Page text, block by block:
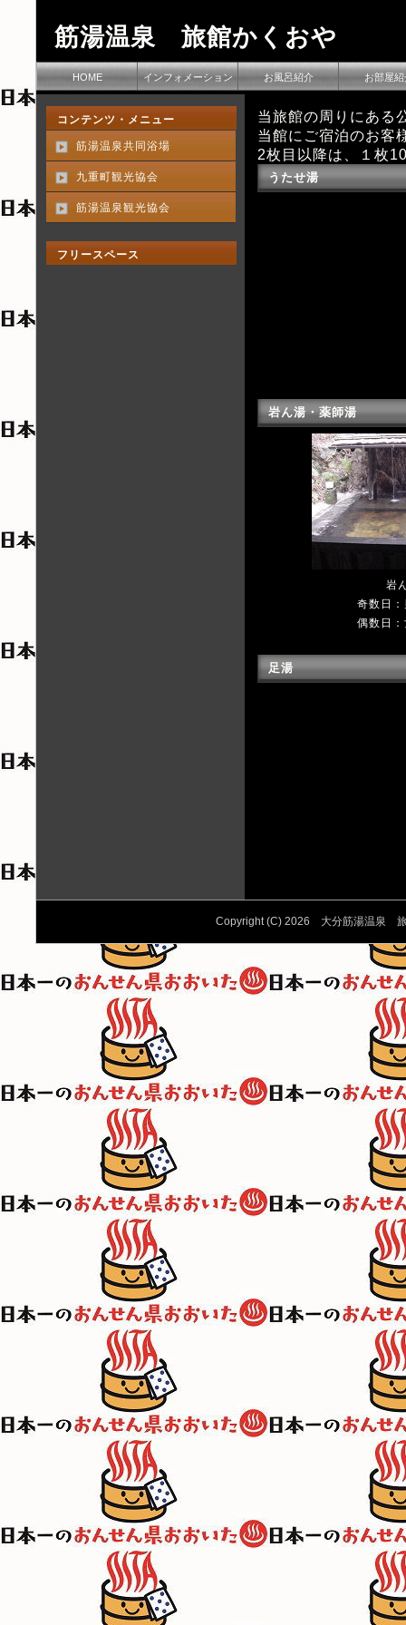
筋湯温泉 旅館かくおや
HOME インフォメーション お風呂紹介 お部屋紹
当旅館の周りにある
当館にご宿泊のお客
2枚目以降は、１枚
うたせ湯
岩ん湯・薬師湯
岩
奇数日
偶数日
足湯
コンテンツ・メニュー
筋湯温泉共同浴場
九重町観光協会
筋湯温泉観光協会
フリースペース
Copyright (C) 2026 大分筋湯温泉